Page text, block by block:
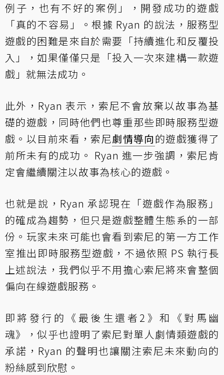
例子，也有不好的案例」，開發成功的遊戲
「真的不容易」。根據 Ryan 的說法，服務型
遊戲的困難是來自於需要「持續進化和反覆投
入」，如果僅僅只是「投入一次來建構一款遊
戲」就無法成功。
此外，Ryan 表示，索尼不會放棄以故事為基
礎的遊戲，同時他們也尊重那些即時服務型遊
戲。以目前來看，索尼劇情導向的遊戲獲得了
前所未有的成功。 Ryan 進一步強調，索尼肯
定會繼續關注以故事為核心的遊戲。
也就是說，Ryan 承認現在「遊戲作為服務」
的確成為趨勢，但只是遊戲整體生態系的一部
份。玩家未來可能也會看到索尼的第一方工作
室推出即時服務型遊戲，不過依照 PS 執行長
上述說法，我們似乎不用擔心索尼將來會整個
偏向在線遊戲服務。
即將發行的《最後生還者2》和《對馬幽
魂》，似乎也證明了索尼對單人劇情類遊戲的
承諾，Ryan 的聲明也讓關注索尼未來動向的
粉絲感到欣慰。